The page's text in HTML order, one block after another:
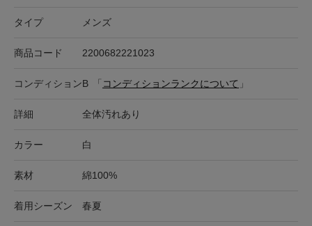
タイプ メンズ
商品コード 2200682221023
コンディションB 「 コンディションランクについて 」
詳細 全体汚れあり
カラー 白
素材 綿100%
着用シーズン 春夏